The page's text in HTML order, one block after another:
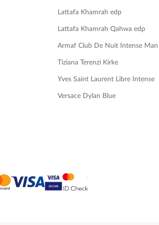
Lattafa Khamrah edp
Lattafa Khamrah Qahwa edp
Armaf Club De Nuit Intense Man
Tiziana Terenzi Kirke
Yves Saint Laurent Libre Intense
Versace Dylan Blue